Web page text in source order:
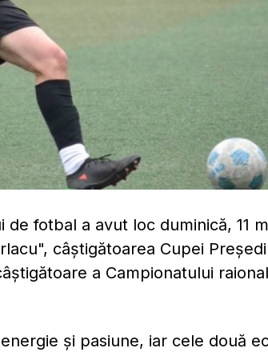
fotbal a avut loc duminică, 11
câştigătoarea Cupei
a Campionatului
și pasiune, iar cele două